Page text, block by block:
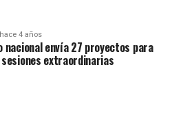
hace 4 años
nacional envía 27 proyectos para
extraordinarias